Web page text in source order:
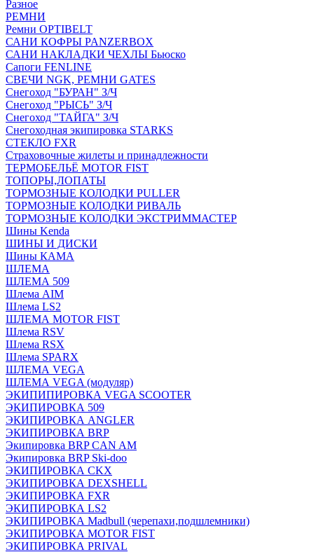
Разное
РЕМНИ
Ремни OPTIBELT
САНИ КОФРЫ PANZERBOX
САНИ НАКЛАДКИ ЧЕХЛЫ Бьюско
Сапоги FENLINE
СВЕЧИ NGK, РЕМНИ GATES
Снегоход "БУРАН" З/Ч
Снегоход "РЫСЬ" З/Ч
Снегоход "ТАЙГА" З/Ч
Снегоходная экипировка STARKS
СТЕКЛО FXR
Страховочные жилеты и принадлежности
ТЕРМОБЕЛЬЁ MOTOR FIST
ТОПОРЫ,ЛОПАТЫ
ТОРМОЗНЫЕ КОЛОДКИ PULLER
ТОРМОЗНЫЕ КОЛОДКИ РИВАЛЬ
ТОРМОЗНЫЕ КОЛОДКИ ЭКСТРИММАСТЕР
Шины Kenda
ШИНЫ И ДИСКИ
Шины КАМА
ШЛЕМА
ШЛЕМА 509
Шлема AIM
Шлема LS2
ШЛЕМА MOTOR FIST
Шлема RSV
Шлема RSX
Шлема SPARX
ШЛЕМА VEGA
ШЛЕМА VEGA (модуляр)
ЭКИПИПИРОВКА VEGA SCOOTER
ЭКИПИРОВКА 509
ЭКИПИРОВКА ANGLER
ЭКИПИРОВКА BRP
Экипировка BRP CAN AM
Экипировка BRP Ski-doo
ЭКИПИРОВКА CKX
ЭКИПИРОВКА DEXSHELL
ЭКИПИРОВКА FXR
ЭКИПИРОВКА LS2
ЭКИПИРОВКА Madbull (черепахи,подшлемники)
ЭКИПИРОВКА MOTOR FIST
ЭКИПИРОВКА PRIVAL